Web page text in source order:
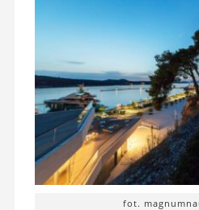
fot.